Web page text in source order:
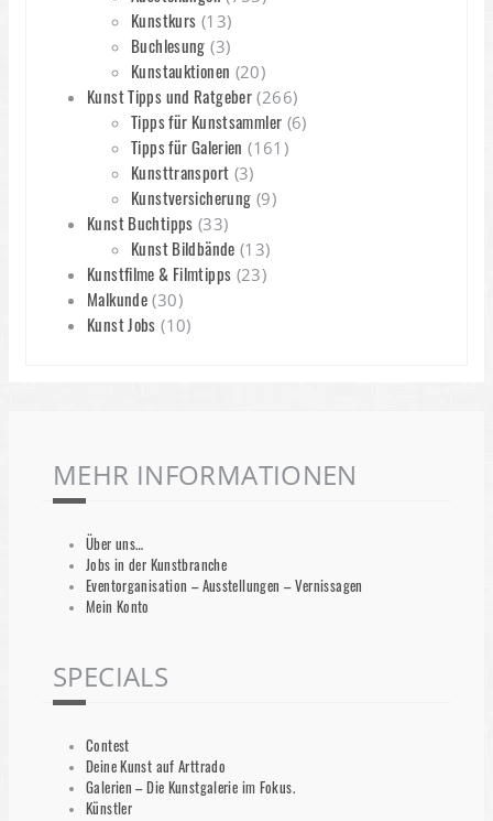
Kunstkurs (13)
Buchlesung (3)
Kunstauktionen (20)
Kunst Tipps und Ratgeber (266)
Tipps für Kunstsammler (6)
Tipps für Galerien (161)
Kunsttransport (3)
Kunstversicherung (9)
Kunst Buchtipps (33)
Kunst Bildbände (13)
Kunstfilme & Filmtipps (23)
Malkunde (30)
Kunst Jobs (10)
MEHR INFORMATIONEN
Über uns…
Jobs in der Kunstbranche
Eventorganisation – Ausstellungen – Vernissagen
Mein Konto
SPECIALS
Contest
Deine Kunst auf Arttrado
Galerien – Die Kunstgalerie im Fokus.
Künstler